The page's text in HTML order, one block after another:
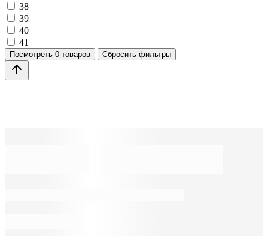
38
39
40
41
Посмотреть 0 товаров Сбросить фильтры